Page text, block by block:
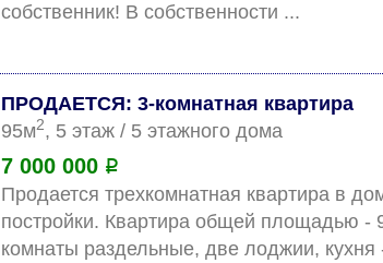
ПРОДАЕТСЯ: 3-комнатная квартира
95м2, 5 этаж / 5 этажного дома
7 000 000 Р
Продается трехкомнатная квартира в
постройки. Квартира общей площадью -
комнаты раздельные, две лоджии, кухня